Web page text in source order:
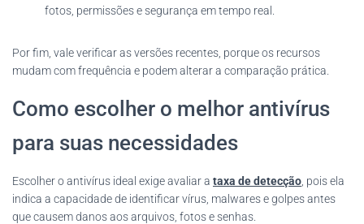
fotos, permissões e segurança em tempo real.
Por fim, vale verificar as versões recentes, porque os recursos
mudam com frequência e podem alterar a comparação prática.
Como escolher o melhor antivírus
para suas necessidades
Escolher o antivírus ideal exige avaliar a taxa de detecção , pois ela
indica a capacidade de identificar vírus, malwares e golpes antes
que causem danos aos arquivos, fotos e senhas.